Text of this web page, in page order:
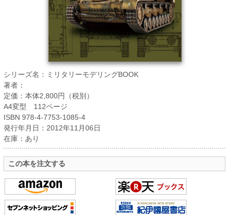
シリーズ名：ミリタリーモデリングBOOK
著者：
定価：本体2,800円（税別）
A4変型 112ページ
ISBN 978-4-7753-1085-4
発行年月日：2012年11月06日
在庫：あり
この本を注文する